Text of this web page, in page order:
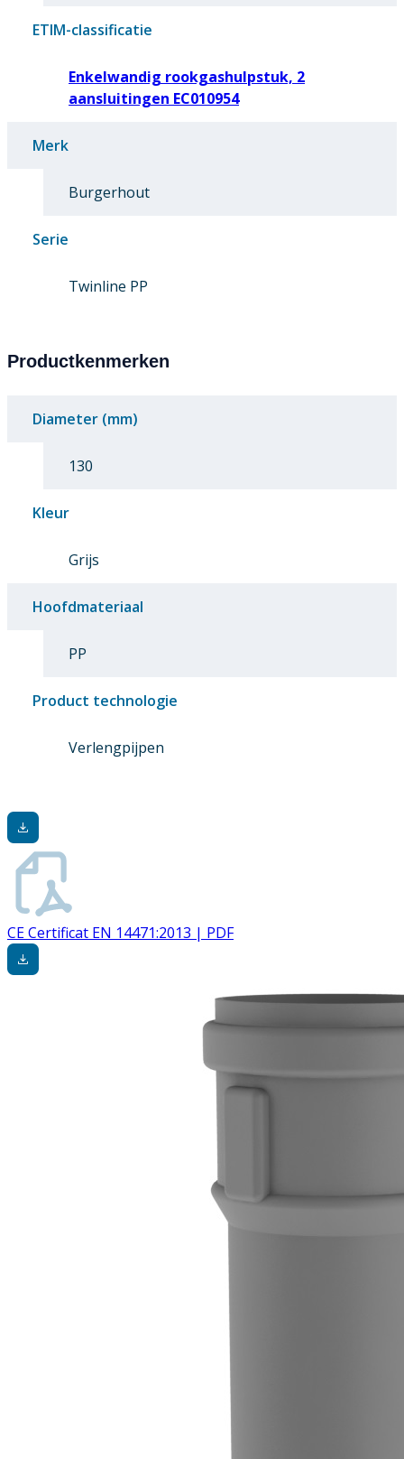
ETIM-classificatie
Enkelwandig rookgashulpstuk, 2
aansluitingen EC010954
Merk
Burgerhout
Serie
Twinline PP
Productkenmerken
Diameter (mm)
130
Kleur
Grijs
Hoofdmateriaal
PP
Product technologie
Verlengpijpen
CE Certificat EN 14471:2013 | PDF